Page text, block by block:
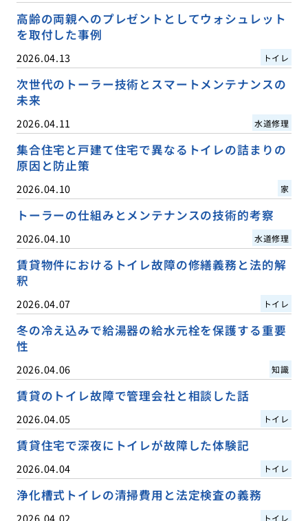
高齢の両親へのプレゼントとしてウォシュレット
を取付した事例
2026.04.13 トイレ
次世代のトーラー技術とスマートメンテナンスの
未来
2026.04.11 水道修理
集合住宅と戸建て住宅で異なるトイレの詰まりの
原因と防止策
2026.04.10 家
トーラーの仕組みとメンテナンスの技術的考察
2026.04.10 水道修理
賃貸物件におけるトイレ故障の修繕義務と法的解
釈
2026.04.07 トイレ
冬の冷え込みで給湯器の給水元栓を保護する重要
性
2026.04.06 知識
賃貸のトイレ故障で管理会社と相談した話
2026.04.05 トイレ
賃貸住宅で深夜にトイレが故障した体験記
2026.04.04 トイレ
浄化槽式トイレの清掃費用と法定検査の義務
2026.04.02 トイレ